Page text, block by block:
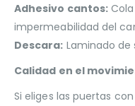
Adhesivo cantos:
impermeabilidad del
Descara: Laminado
Calidad en el
Si eliges las puertas